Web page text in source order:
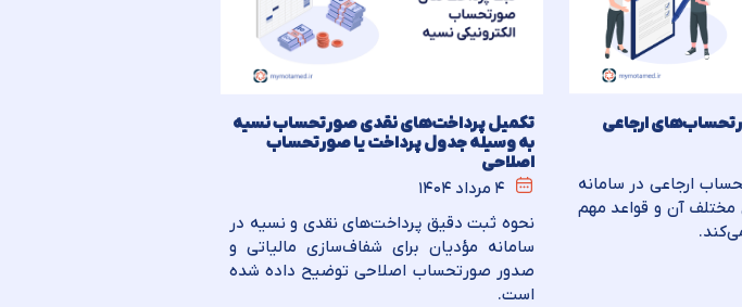
ارجاعی
ارجاعی در سامانه
آن و قواعد مهم
تکمیل پرداخت‌های نقدی صورتحساب نسیه
به وسیله جدول پرداخت یا صورتحساب
اصلاحی
۴ مرداد ۱۴۰۴
نحوه ثبت دقیق پرداخت‌های نقدی و نسیه در
سامانه مؤدیان برای شفاف‌سازی مالیاتی و
صدور صورتحساب اصلاحی توضیح داده شده
است.